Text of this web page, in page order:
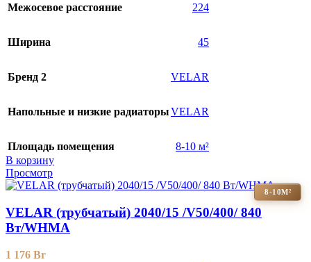
Межосевое расстояние 224
Ширина 45
Бренд 2 VELAR
Напольные и низкие радиаторыVELAR
Площадь помещения
8-10 м²
В корзину
Просмотр
8-10М²
VELAR (трубчатый) 2040/15 /V50/400/ 840
Bт/WHMA
1 176 Br